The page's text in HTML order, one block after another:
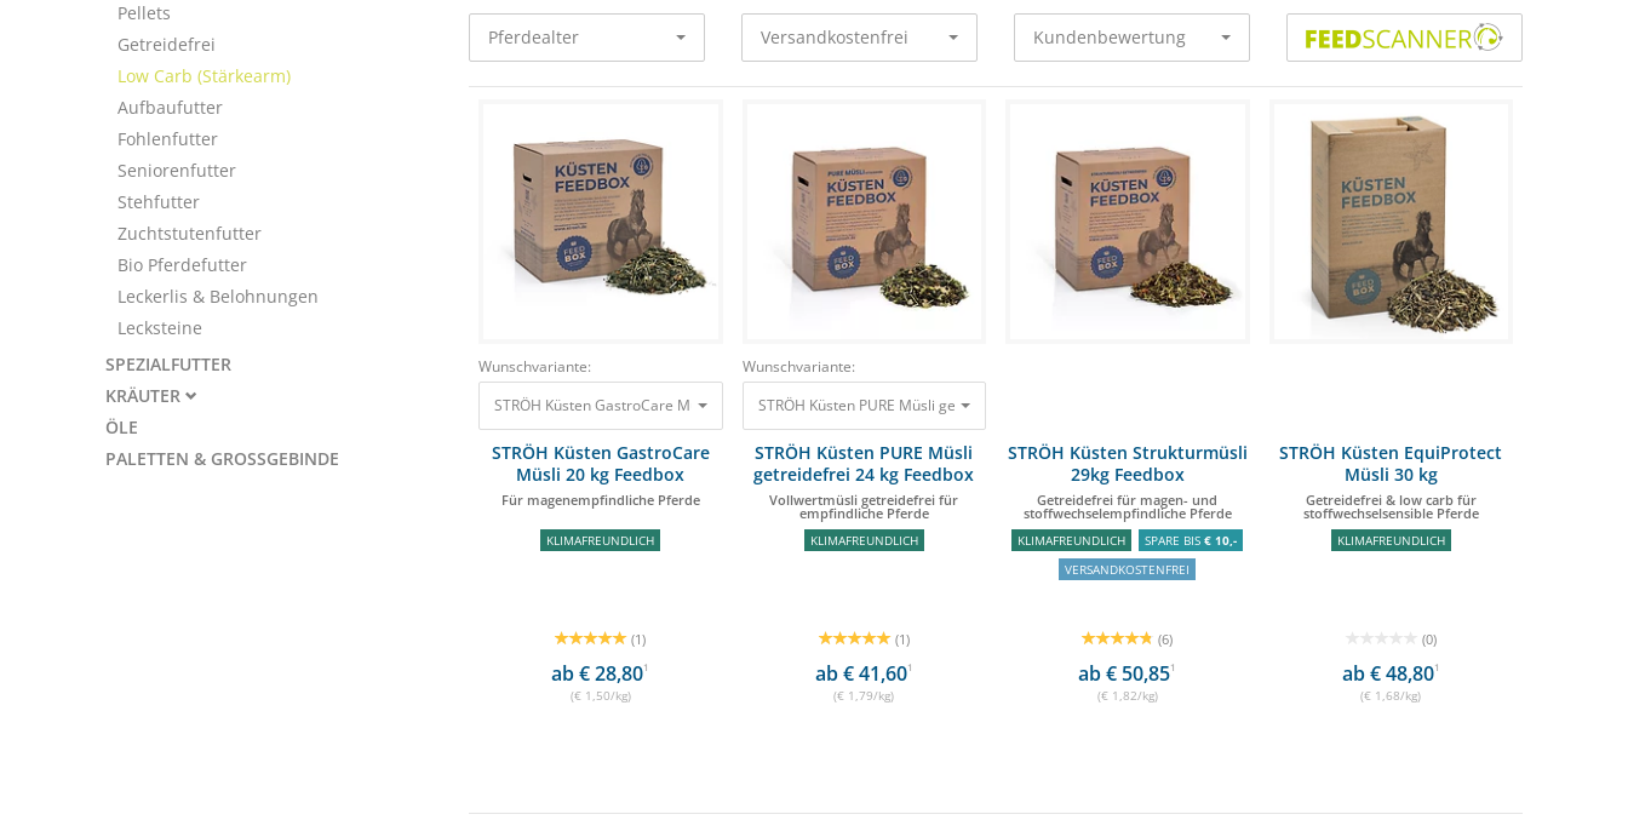
Pferdealter Versandkostenfrei Kundenbewertung
Wunschvariante:
STRÖH Küsten GastroCare Müsli 20 kg Feedbox Für magenempfindliche Pferde 29,90 €
STRÖH Küsten GastroCare
Müsli 20 kg Feedbox
Für magenempfindliche Pferde
KLIMAFREUNDLICH
(1)
ab € 28,801
(€ 1,50/kg)
Wunschvariante:
STRÖH Küsten PURE Müsli getreidefrei 24 kg Feedbox Vollwertmüsli getreidefrei für empfindliche Pferde 42,90 €
STRÖH Küsten PURE Müsli
getreidefrei 24 kg Feedbox
Vollwertmüsli getreidefrei für
empfindliche Pferde
KLIMAFREUNDLICH
(1)
ab € 41,601
(€ 1,79/kg)
STRÖH Küsten Strukturmüsli
29kg Feedbox
Getreidefrei für magen- und
stoffwechselempfindliche Pferde
KLIMAFREUNDLICH SPARE BIS€ 10,-
VERSANDKOSTENFREI
(6)
ab € 50,851
(€ 1,82/kg)
STRÖH Küsten EquiProtect
Müsli 30 kg
Getreidefrei & low carb für
stoffwechselsensible Pferde
KLIMAFREUNDLICH
(0)
ab € 48,801
(€ 1,68/kg)
Pellets
Getreidefrei
Low Carb (Stärkearm)
Aufbaufutter
Fohlenfutter
Seniorenfutter
Stehfutter
Zuchtstutenfutter
Bio Pferdefutter
Leckerlis & Belohnungen
Lecksteine
SPEZIALFUTTER
KRÄUTER
ÖLE
PALETTEN & GROSSGEBINDE